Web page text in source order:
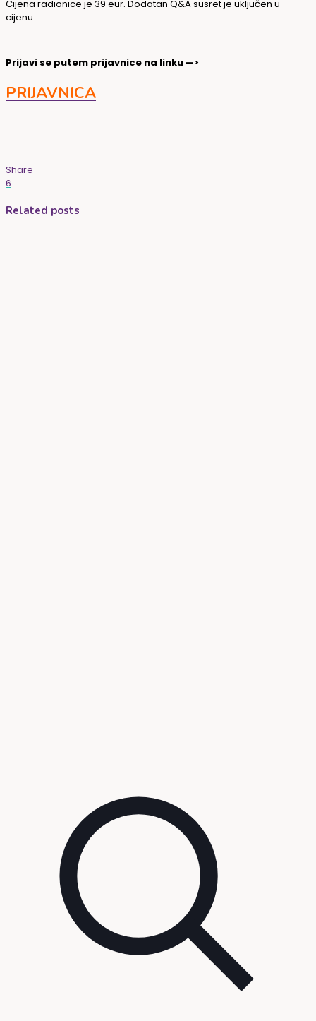
Cijena radionice je 39 eur. Dodatan Q&A susret je uključen u
cijenu.
Prijavi se putem prijavnice na linku —>
PRIJAVNICA
Share
6
Related posts